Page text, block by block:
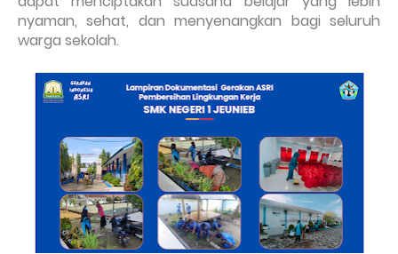
nyaman, sehat, dan menyenangkan bagi seluruh
warga sekolah.